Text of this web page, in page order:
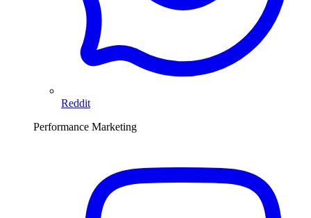
Reddit
Performance Marketing